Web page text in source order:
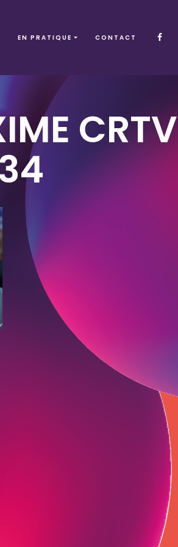
EN PRATIQUE CONTACT
CRTV